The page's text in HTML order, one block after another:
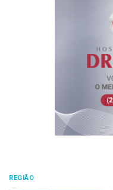
REGIÃO